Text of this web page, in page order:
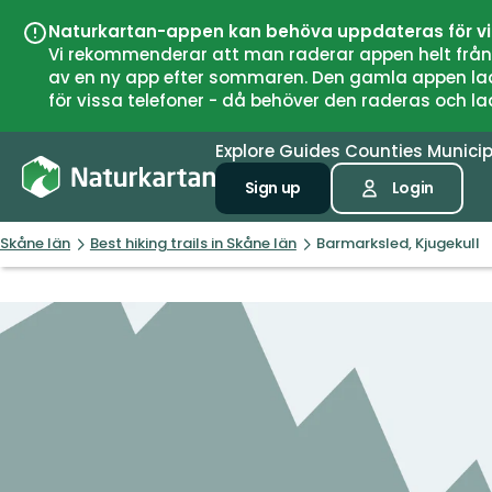
Naturkartan-appen kan behöva uppdateras för
Vi rekommenderar att man raderar appen helt
av en ny app efter sommaren. Den gamla
för vissa telefoner - då behöver den raderas och
Explore Guides Counties
Sign up Login
Skåne län Best hiking trails in Skåne län Barmarksled, Kjugekull